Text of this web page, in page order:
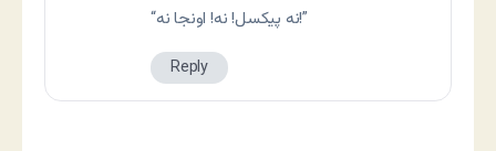
“نه پيكسل! نه! اونجا نه!”
Reply